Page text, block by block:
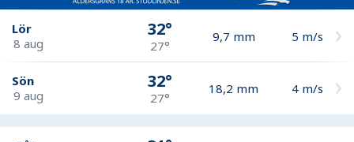
Lör
8 aug
32°
27°
9,7 mm 5 m/s
Sön
9 aug
32°
27°
18,2 mm 4 m/s